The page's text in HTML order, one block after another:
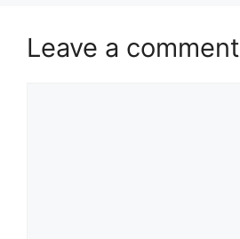
Leave a comment